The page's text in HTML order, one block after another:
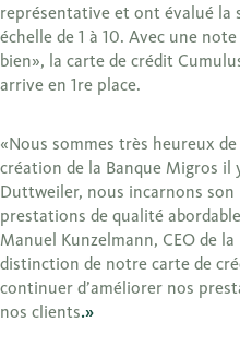
représentative et ont évalué la
échelle de 1 à 10. Avec une
bien», la carte de crédit
arrive en 1re place.
«Nous sommes très heureux
création de la Banque Migros
Duttweiler, nous incarnons
prestations de qualité
Manuel Kunzelmann, CEO de
distinction de notre carte de
continuer d’améliorer nos
nos clients.»